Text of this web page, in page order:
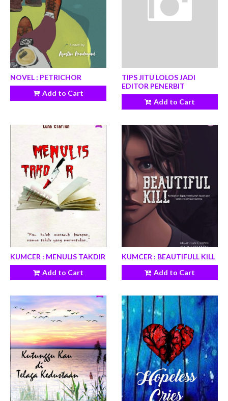
NOVEL : PETRICHOR
Add to Cart
TIPS JITU LOLOS JADI
EDITOR PENERBIT
Add to Cart
KUMCER : MENULIS TAKDIR
Add to Cart
KUMCER : BEAUTIFULL KILL
Add to Cart